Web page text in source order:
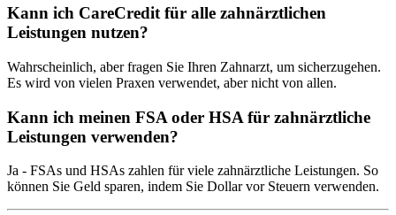
Kann ich CareCredit für alle zahnärztlichen
Leistungen nutzen?
Wahrscheinlich, aber fragen Sie Ihren Zahnarzt, um sicherzugehen.
Es wird von vielen Praxen verwendet, aber nicht von allen.
Kann ich meinen FSA oder HSA für zahnärztliche
Leistungen verwenden?
Ja - FSAs und HSAs zahlen für viele zahnärztliche Leistungen. So
können Sie Geld sparen, indem Sie Dollar vor Steuern verwenden.